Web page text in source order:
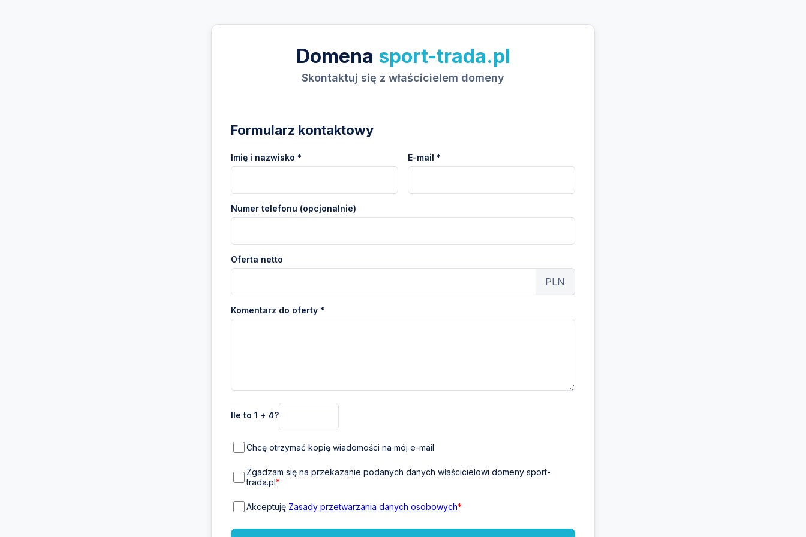
Domena sport-trada.pl
Skontaktuj się z właścicielem domeny
Formularz kontaktowy
Imię i nazwisko * E-mail *
Numer telefonu (opcjonalnie)
Oferta netto
PLN
Komentarz do oferty *
Ile to 1 + 4?
Chcę otrzymać kopię wiadomości na mój e-mail
Zgadzam się na przekazanie podanych danych właścicielowi domeny sport-
trada.pl*
Akceptuję Zasady przetwarzania danych osobowych*